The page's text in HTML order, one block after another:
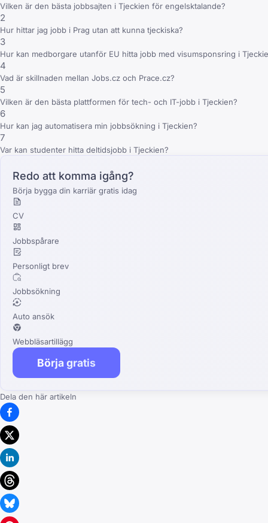
Vilken är den bästa jobbsajten i Tjeckien för engelsktalande?
2
Hur hittar jag jobb i Prag utan att kunna tjeckiska?
3
Hur kan medborgare utanför EU hitta jobb med visumsponsring i
4
Vad är skillnaden mellan Jobs.cz och Prace.cz?
5
Vilken är den bästa plattformen för tech- och IT-jobb i Tjeckien?
6
Hur kan jag automatisera min jobbsökning i Tjeckien?
7
Var kan studenter hitta deltidsjobb i Tjeckien?
Redo att komma igång?
Börja bygga din karriär gratis idag
CV
Jobbspårare
Personligt brev
Jobbsökning
Auto ansök
Webbläsartillägg
Börja gratis
Dela den här artikeln